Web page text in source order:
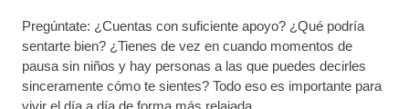
Pregúntate: ¿Cuentas con suficiente apoyo? ¿Qué podría
sentarte bien? ¿Tienes de vez en cuando momentos de
pausa sin niños y hay personas a las que puedes decirles
sinceramente cómo te sientes? Todo eso es importante para
vivir el día a día de forma más relajada.